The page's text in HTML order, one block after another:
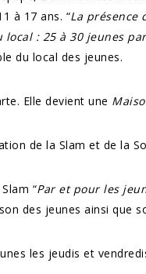
à 17 ans. “La présence
: 25 à 30 jeunes
du local des jeunes.
Elle devient une
de la Slam et de la
“Par et pour les
des jeunes ainsi que
les jeudis et